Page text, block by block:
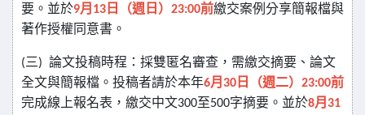
要。並於9月 13 日（週日） 23:00前繳交案例分享簡報檔與
著作授權同意書。
(三) 論文投稿時程：採雙匿名審查，需繳交摘要、論文
全文與簡報檔。投稿者請於本年6月 30 日（週二） 23:00前
完成線上報名表，繳交中文300至500字摘要。並於8月 31